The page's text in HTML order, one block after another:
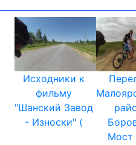
Исходники к
фильму
"Шанский Завод
- Износки" (
Мост